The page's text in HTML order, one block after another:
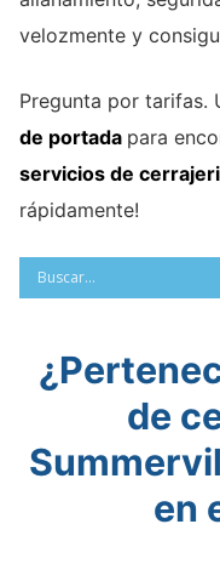
velozmente y
Pregunta por tarifas.
de portada para
servicios de
rápidamente!
de
en